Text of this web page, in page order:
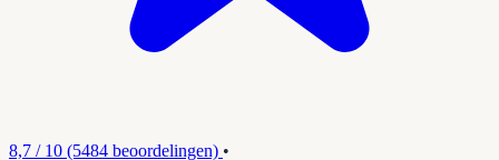
8,7 / 10 (5484 beoordelingen) •